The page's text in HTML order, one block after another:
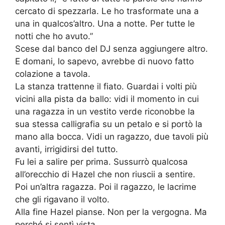
cercato di spezzarla. Le ho trasformate una a
una in qualcos’altro. Una a notte. Per tutte le
notti che ho avuto.”
Scese dal banco del DJ senza aggiungere altro.
E domani, lo sapevo, avrebbe di nuovo fatto
colazione a tavola.
La stanza trattenne il fiato. Guardai i volti più
vicini alla pista da ballo: vidi il momento in cui
una ragazza in un vestito verde riconobbe la
sua stessa calligrafia su un petalo e si portò la
mano alla bocca. Vidi un ragazzo, due tavoli più
avanti, irrigidirsi del tutto.
Fu lei a salire per prima. Sussurrò qualcosa
all’orecchio di Hazel che non riuscii a sentire.
Poi un’altra ragazza. Poi il ragazzo, le lacrime
che gli rigavano il volto.
Alla fine Hazel pianse. Non per la vergogna. Ma